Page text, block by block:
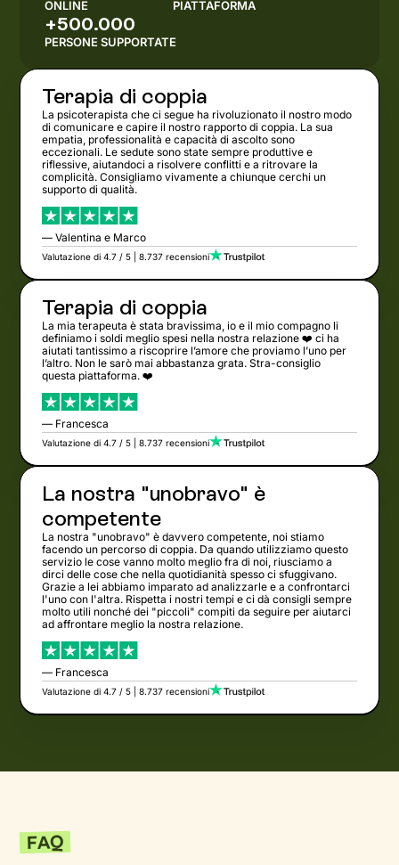
ONLINE PIATTAFORMA
+500.000
PERSONE SUPPORTATE
Terapia di coppia
La psicoterapista che ci segue ha rivoluzionato il nostro modo
di comunicare e capire il nostro rapporto di coppia. La sua
empatia, professionalità e capacità di ascolto sono
eccezionali. Le sedute sono state sempre produttive e
riflessive, aiutandoci a risolvere conflitti e a ritrovare la
complicità. Consigliamo vivamente a chiunque cerchi un
supporto di qualità.
— Valentina e Marco
Valutazione di 4.7 / 5 | 8.737 recensioni
Terapia di coppia
La mia terapeuta è stata bravissima, io e il mio compagno li
definiamo i soldi meglio spesi nella nostra relazione ❤️ ci ha
aiutati tantissimo a riscoprire l’amore che proviamo l’uno per
l’altro. Non le sarò mai abbastanza grata. Stra-consiglio
questa piattaforma. ❤️
— Francesca
Valutazione di 4.7 / 5 | 8.737 recensioni
La nostra "unobravo" è
competente
La nostra "unobravo" è davvero competente, noi stiamo
facendo un percorso di coppia. Da quando utilizziamo questo
servizio le cose vanno molto meglio fra di noi, riusciamo a
dirci delle cose che nella quotidianità spesso ci sfuggivano.
Grazie a lei abbiamo imparato ad analizzarle e a confrontarci
l'uno con l'altra. Rispetta i nostri tempi e ci dà consigli sempre
molto utili nonché dei "piccoli" compiti da seguire per aiutarci
ad affrontare meglio la nostra relazione.
— Francesca
Valutazione di 4.7 / 5 | 8.737 recensioni
FAQ